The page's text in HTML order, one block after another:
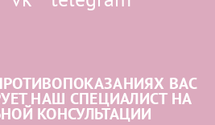
ВАС
НАШ СПЕЦИАЛИСТ НА
КОНСУЛЬТАЦИИ